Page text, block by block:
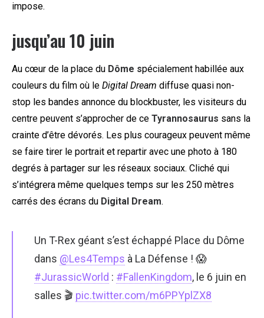
impose.
jusqu’au 10 juin
Au cœur de la place du Dôme spécialement habillée aux
couleurs du film où le Digital Dream diffuse quasi non-
stop les bandes annonce du blockbuster, les visiteurs du
centre peuvent s’approcher de ce Tyrannosaurus sans la
crainte d’être dévorés. Les plus courageux peuvent même
se faire tirer le portrait et repartir avec une photo à 180
degrés à partager sur les réseaux sociaux. Cliché qui
s’intégrera même quelques temps sur les 250 mètres
carrés des écrans du Digital Dream.
Un T-Rex géant s’est échappé Place du Dôme
dans @Les4Temps à La Défense ! 😱
#JurassicWorld : #FallenKingdom, le 6 juin en
salles 🎬 pic.twitter.com/m6PPYplZX8